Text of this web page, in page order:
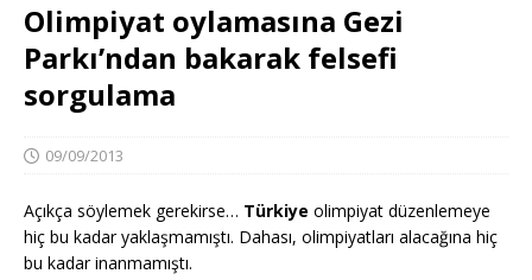
Olimpiyat oylamasına Gezi
Parkı’ndan bakarak felsefi
sorgulama
09/09/2013
Açıkça söylemek gerekirse… Türkiye olimpiyat düzenlemeye
hiç bu kadar yaklaşmamıştı. Dahası, olimpiyatları alacağına hiç
bu kadar inanmamıştı.